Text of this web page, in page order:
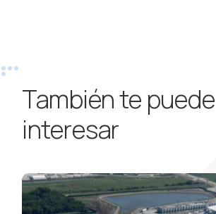
También te puede
interesar